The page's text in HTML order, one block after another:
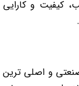
کیفیت و کارایی
و اصلی ترین